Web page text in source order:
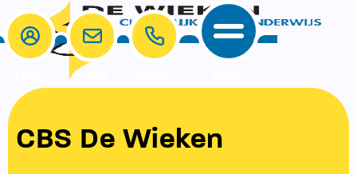
School
School
Ouders
E-mail
CBS De Wieken